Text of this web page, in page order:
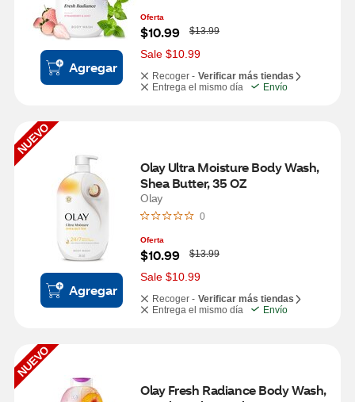
Agregar
Oferta
$10.99
W
a
s
$13.99
Sale $10.99
Recoger - Verificar más tiendas
Entrega el mismo día
Envío
NUEVO
Agregar
Olay Ultra Moisture Body Wash,
Shea Butter, 35 OZ
Olay
0
Oferta
$10.99
W
a
s
$13.99
Sale $10.99
Recoger - Verificar más tiendas
Entrega el mismo día
Envío
NUEVO
Olay Fresh Radiance Body Wash,